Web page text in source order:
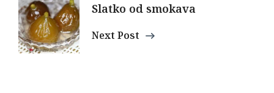
Slatko od smokava
Next Post